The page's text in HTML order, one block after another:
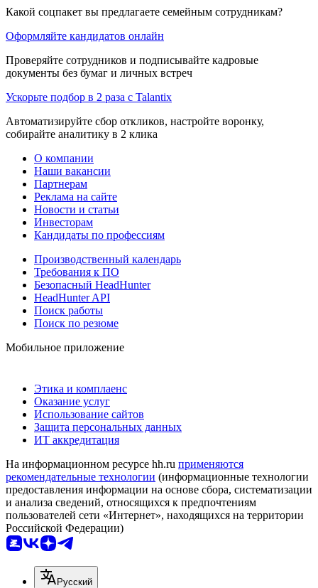
Какой соцпакет вы предлагаете семейным сотрудникам?
Оформляйте кандидатов онлайн
Проверяйте сотрудников и подписывайте кадровые
документы без бумаг и личных встреч
Ускорьте подбор в 2 раза с Talantix
Автоматизируйте сбор откликов, настройте воронку,
собирайте аналитику в 2 клика
О компании
Наши вакансии
Партнерам
Реклама на сайте
Новости и статьи
Инвесторам
Кандидаты по профессиям
Производственный календарь
Требования к ПО
Безопасный HeadHunter
HeadHunter API
Поиск работы
Поиск по резюме
Мобильное приложение
Этика и комплаенс
Оказание услуг
Использование сайтов
Защита персональных данных
ИТ аккредитация
На информационном ресурсе hh.ru применяются
рекомендательные технологии (информационные технологии
предоставления информации на основе сбора, систематизации
и анализа сведений, относящихся к предпочтениям
пользователей сети «Интернет», находящихся на территории
Российской Федерации)
Русский